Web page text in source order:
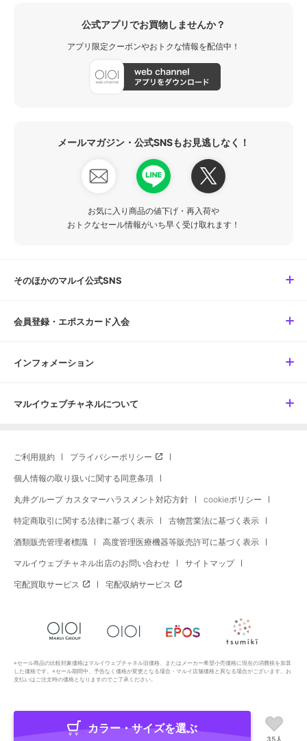
公式アプリでお買物しませんか？
アプリ限定クーポンやおトクな情報を配信中！
メールマガジン・公式SNSもお見逃しなく！
お気に入り商品の値下げ・再入荷や
おトクなセール情報がいち早く受け取れます！
そのほかのマルイ公式SNS
会員登録・エポスカード入会
インフォメーション
マルイウェブチャネルについて
ご利用規約 プライバシーポリシー
個人情報の取り扱いに関する同意条項
丸井グループ カスタマーハラスメント対応方針 cookieポリシー
特定商取引に関する法律に基づく表示 古物営業法に基づく表示
酒類販売管理者標識 高度管理医療機器等販売許可に基づく表示
マルイウェブチャネル出店のお問い合わせ サイトマップ
宅配買取サービス 宅配収納サービス
※セール商品の比較対象価格はマルイウェブチャネル旧価格、またはメーカー希望小売価格に現在の消費税を加算
した価格です。※セール期間中、予告なく価格が変更となる場合・マルイ店舗価格と異なる場合がございます。お
支払いはご注文時の価格となりますのでご了承ください。
Copyright All Rights Reserved. MARUI Co., Ltd
カラー・サイズを選ぶ
35人